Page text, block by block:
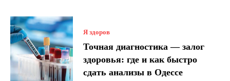
Я здоров
Точная диагностика — залог
здоровья: где и как быстро
сдать анализы в Одессе